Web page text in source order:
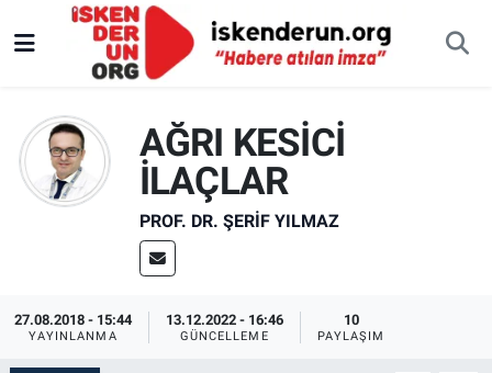
AĞRI KESİCİ
İLAÇLAR
PROF. DR. ŞERIF YILMAZ
27.08.2018 - 15:44
YAYINLANMA
13.12.2022 - 16:46
GÜNCELLEME
10
PAYLAŞIM